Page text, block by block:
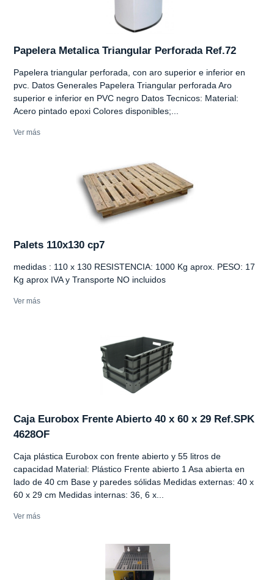
Papelera Metalica Triangular Perforada Ref.72
Papelera triangular perforada, con aro superior e inferior en
pvc. Datos Generales Papelera Triangular perforada Aro
superior e inferior en PVC negro Datos Tecnicos: Material:
Acero pintado epoxi Colores disponibles;...
Ver más
Palets 110x130 cp7
medidas : 110 x 130 RESISTENCIA: 1000 Kg aprox. PESO: 17
Kg aprox IVA y Transporte NO incluidos
Ver más
Caja Eurobox Frente Abierto 40 x 60 x 29 Ref.SPK
4628OF
Caja plástica Eurobox con frente abierto y 55 litros de
capacidad Material: Plástico Frente abierto 1 Asa abierta en
lado de 40 cm Base y paredes sólidas Medidas externas: 40 x
60 x 29 cm Medidas internas: 36, 6 x...
Ver más